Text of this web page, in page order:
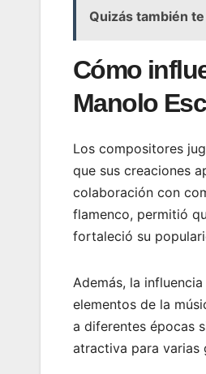
Quizás también
Cómo
Manolo
Los compositores
que sus creaciones
colaboración con
flamenco, permitió
fortaleció su
Además, la
elementos de la
a diferentes épocas
atractiva para varias